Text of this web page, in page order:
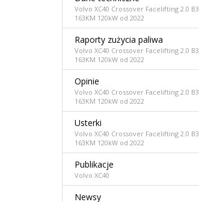
Volvo XC40 Crossover Facelifting 2.0 B3
163KM 120kW od 2022
Raporty zużycia paliwa
Volvo XC40 Crossover Facelifting 2.0 B3
163KM 120kW od 2022
Opinie
Volvo XC40 Crossover Facelifting 2.0 B3
163KM 120kW od 2022
Usterki
Volvo XC40 Crossover Facelifting 2.0 B3
163KM 120kW od 2022
Publikacje
Volvo XC40
Newsy